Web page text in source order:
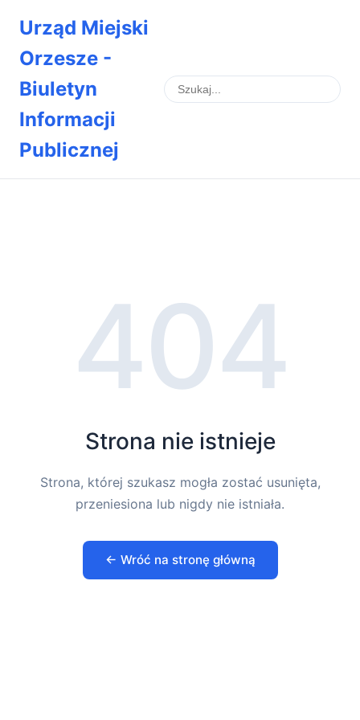
Urząd Miejski
Orzesze -
Biuletyn
Informacji
Publicznej
404
Strona nie istnieje
Strona, której szukasz mogła zostać usunięta,
przeniesiona lub nigdy nie istniała.
← Wróć na stronę główną